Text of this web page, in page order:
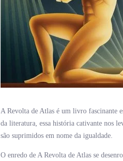
A Revolta de Atlas é um livro fascinante
da literatura, essa história cativante nos
são suprimidos em nome da igualdade.
O enredo de A Revolta de Atlas se